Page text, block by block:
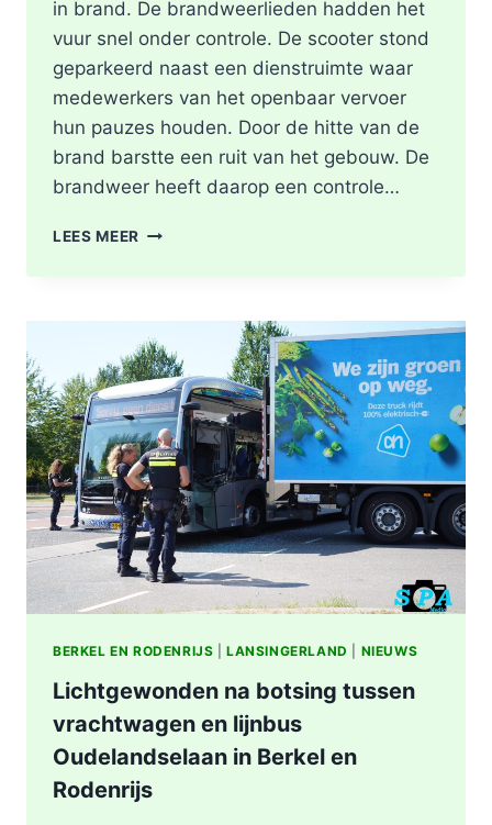
in brand. De brandweerlieden hadden het
vuur snel onder controle. De scooter stond
geparkeerd naast een dienstruimte waar
medewerkers van het openbaar vervoer
hun pauzes houden. Door de hitte van de
brand barstte een ruit van het gebouw. De
brandweer heeft daarop een controle…
LEES MEER SCOOTER
STATION
KRALINGSE
ZOOM
IN
ROTTERDAM
BERKEL EN RODENRIJS |LANSINGERLAND NIEUWS
Lichtgewonden na botsing tussen
vrachtwagen en lijnbus
Oudelandselaan in Berkel en
Rodenrijs